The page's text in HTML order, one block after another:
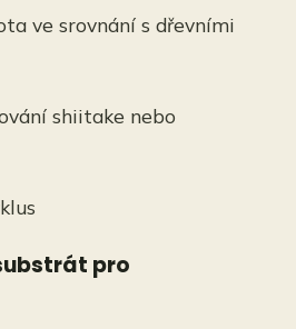
ve srovnání s dřevními
shiitake nebo
pro